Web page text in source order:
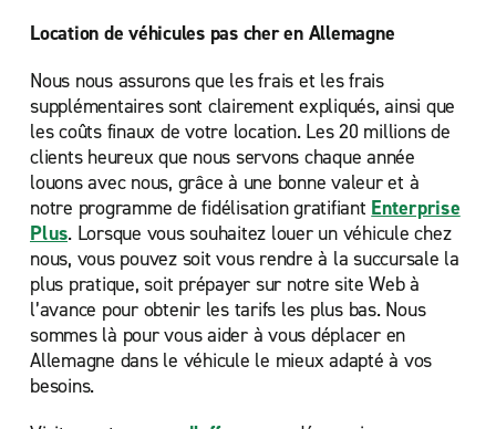
Location de véhicules pas cher en Allemagne
Nous nous assurons que les frais et les frais
supplémentaires sont clairement expliqués, ainsi que
les coûts finaux de votre location. Les 20 millions de
clients heureux que nous servons chaque année
louons avec nous, grâce à une bonne valeur et à
notre programme de fidélisation gratifiant Enterprise
Plus. Lorsque vous souhaitez louer un véhicule chez
nous, vous pouvez soit vous rendre à la succursale la
plus pratique, soit prépayer sur notre site Web à
l’avance pour obtenir les tarifs les plus bas. Nous
sommes là pour vous aider à vous déplacer en
Allemagne dans le véhicule le mieux adapté à vos
besoins.